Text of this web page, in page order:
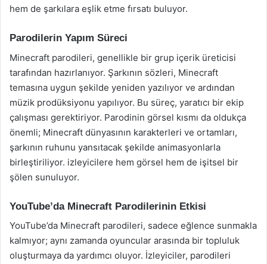
hem de şarkılara eşlik etme fırsatı buluyor.
Parodilerin Yapım Süreci
Minecraft parodileri, genellikle bir grup içerik üreticisi
tarafından hazırlanıyor. Şarkının sözleri, Minecraft
temasına uygun şekilde yeniden yazılıyor ve ardından
müzik prodüksiyonu yapılıyor. Bu süreç, yaratıcı bir ekip
çalışması gerektiriyor. Parodinin görsel kısmı da oldukça
önemli; Minecraft dünyasının karakterleri ve ortamları,
şarkının ruhunu yansıtacak şekilde animasyonlarla
birleştiriliyor. izleyicilere hem görsel hem de işitsel bir
şölen sunuluyor.
YouTube’da Minecraft Parodilerinin Etkisi
YouTube’da Minecraft parodileri, sadece eğlence sunmakla
kalmıyor; aynı zamanda oyuncular arasında bir topluluk
oluşturmaya da yardımcı oluyor. İzleyiciler, parodileri